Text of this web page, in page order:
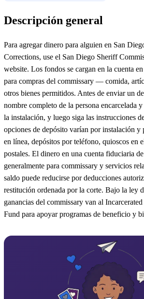
Descripción general
Para agregar dinero para alguien en San
Corrections, use el San Diego Sheriff
website. Los fondos se cargan en la cuenta
para compras del commissary — comida,
otros bienes permitidos. Antes de enviar un
nombre completo de la persona encarcelada
la instalación, y luego siga las instrucciones
opciones de depósito varían por instalación y
en línea, depósitos por teléfono, quioscos en
postales. El dinero en una cuenta fiduciaria
generalmente para commissary y servicios
saldo puede reducirse por deducciones
restitución ordenada por la corte. Bajo la ley
ganancias del commissary van al
Fund para apoyar programas de beneficio y